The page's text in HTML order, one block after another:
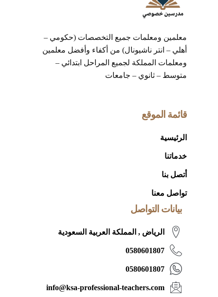
معلمين ومعلمات جميع التخصصات (حكومي –
أهلي – انتر ناشيونال) من أكفاء وأفضل معلمين
ومعلمات المملكة لجميع المراحل ابتدائي –
متوسط – ثانوي – جامعات
قائمة الموقع
الرئيسية
خدماتنا
أتصل بنا
تواصل معنا
بيانات التواصل
الرياض , المملكة العربية السعودية
0580601807
0580601807
info@ksa-professional-teachers.com